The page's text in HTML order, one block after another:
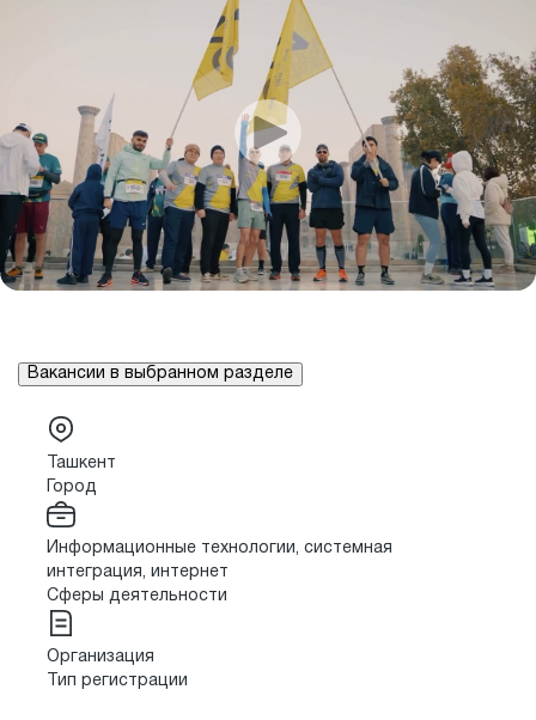
Вакансии в выбранном разделе
Ташкент
Город
Информационные технологии, системная
интеграция, интернет
Сферы деятельности
Организация
Тип регистрации